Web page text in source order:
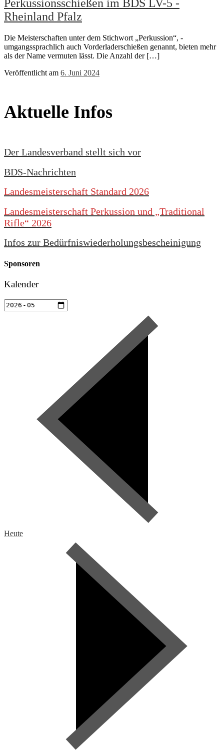
Perkussionsschießen im BDS LV-5 -
Rheinland Pfalz
Die Meisterschaften unter dem Stichwort „Perkussion“, -
umgangssprachlich auch Vorderladerschießen genannt, bieten mehr
als der Name vermuten lässt. Die Anzahl der […]
Veröffentlicht am 6. Juni 2024
Aktuelle Infos
Der Landesverband stellt sich vor
BDS-Nachrichten
Landesmeisterschaft Standard 2026
Landesmeisterschaft Perkussion und „Traditional
Rifle“ 2026
Infos zur Bedürfniswiederholungsbescheinigung
Sponsoren
Kalender
Heute